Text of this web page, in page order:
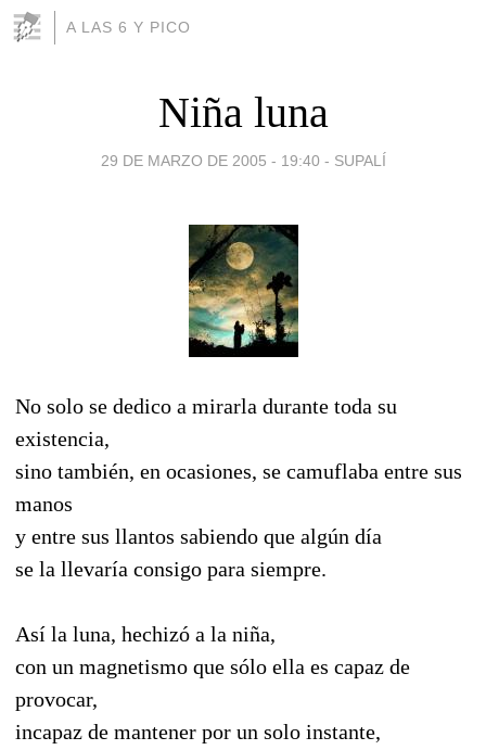
A LAS 6 Y PICO
Niña luna
29 DE MARZO DE 2005 - 19:40 - SUPALÍ
No solo se dedico a mirarla durante toda su
existencia,
sino también, en ocasiones, se camuflaba entre sus
manos
y entre sus llantos sabiendo que algún día
se la llevaría consigo para siempre.
Así la luna, hechizó a la niña,
con un magnetismo que sólo ella es capaz de
provocar,
incapaz de mantener por un solo instante,